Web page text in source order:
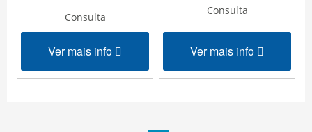
Consulta
Ver mais info
Consulta
Ver mais info